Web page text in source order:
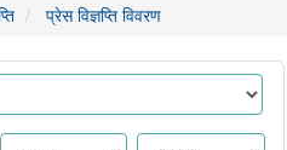
प्रेस विज्ञप्ति विवरण